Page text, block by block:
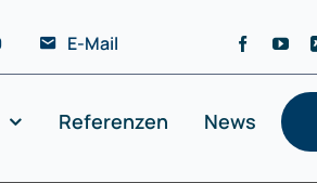
E-Mail
Referenzen News